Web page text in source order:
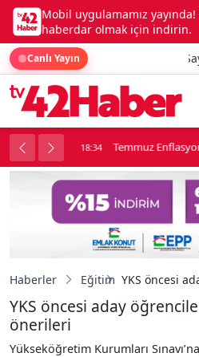
Mobil uygulamamız
haberdar olmak için indirin.
Canlı Yayın Ana
18:34 Temmuz
Haberler Eğitim YKS öncesi
YKS öncesi aday
önerileri
Yükseköğretim Kurumları